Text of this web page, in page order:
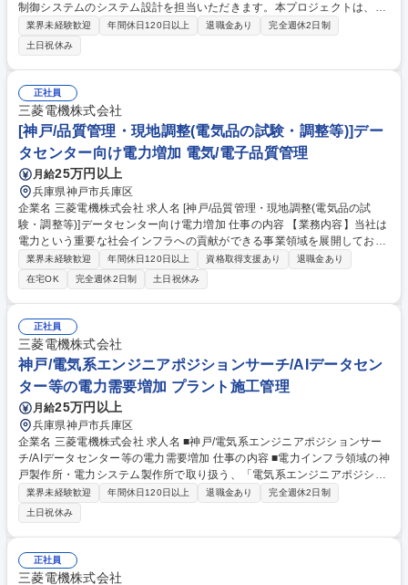
制御システムのシステム設計を担当いただきます。本プロジェクトは、米
国 Holtec International 社との国際共同による原子力プラント建設計画
で、複数国・多数の関係者が関わる大規模案件です。 【■具体的には】◎
プラント要求の分析・整理◎プラントメーカーとの折衝◎米国 Holtec Inte
rnational 社やその他海外企業との仕様打ち合わせ・情報共有（英語使
用）◎英語による仕様書・技術文書の作成・レビュー◎関係部署や協力会
社を含めた仕様・工程の最適化◎小型モジュール炉（SMR）特有の安全設
計要件や国際規格への適合検討◎原子力規制要件に基づく品質保証活動の
推進 など 募集職種 ★未経験歓迎[神戸/原子力プラントの計装・制御設計]
世界で注目のPJに関われる
業界未経験歓迎 年間休日120日以上 退職金あり
完全週休2日制
土日祝休み
正社員
三菱電機株式会社
[神戸/品質管理・現地調整(電気品の試験・調整等)]デー
タセンター向け電力増加 電気/電子品質管理
月給25万円以上
兵庫県神戸市兵庫区
企業名 三菱電機株式会社 求人名 [神戸/品質管理・現地調整(電気品の試
験・調整等)]データセンター向け電力増加 仕事の内容 【業務内容】当社は
電力という重要な社会インフラへの貢献ができる事業領域を展開しており
ます。今回は、発電機や電気品の現地とりまとめを通じた品質管理及び、
現地調整を担当いただきます。 【具体的には】タービン発電機や、安全・
安定稼働を支える制御盤等の電気品の試験・調整を担当します。・現地調
整：発電所建設現場で、自部門製品だけでなく他社製品や社外調達品も含
めた総合試験を実施・統括。・折衝・調整：社内外の関係者と連携し、発
電所全体が円滑に稼働するよう現地代表として調整・交渉。※工事作業が
発生した場合は、協力会社に依頼します。 募集職種 [神戸/品質管理・現地
調整(電気品の試験・調整等)]データセンター向け電力増加
業界未経験歓迎 年間休日120日以上 資格取得支援あり
退職金あり
在宅OK
完全週休2日制 土日祝休み
正社員
三菱電機株式会社
神戸/電気系エンジニアポジションサーチ/AIデータセン
ター等の電力需要増加 プラント施工管理
月給25万円以上
兵庫県神戸市兵庫区
企業名 三菱電機株式会社 求人名 ■神戸/電気系エンジニアポジションサー
チ/AIデータセンター等の電力需要増加 仕事の内容 ■電力インフラ領域の神
戸製作所・電力システム製作所で取り扱う、「電気系エンジニアポジショ
ン」の求人にて幅広く検討をさせていただきます。 ■ご応募をいただきま
したら、リクルートエージェントよりご経験を活かして頂ける可能性のあ
る求人をご紹介いたします。そちらにご応募いただきましたら、企業様の
方で書類選考を進めさせていただきます。 募集職種 ■神戸/電気系エンジ
ニアポジションサーチ/AIデータセンター等の電力需要増加
業界未経験歓迎 年間休日120日以上 退職金あり
完全週休2日制
土日祝休み
正社員
三菱電機株式会社